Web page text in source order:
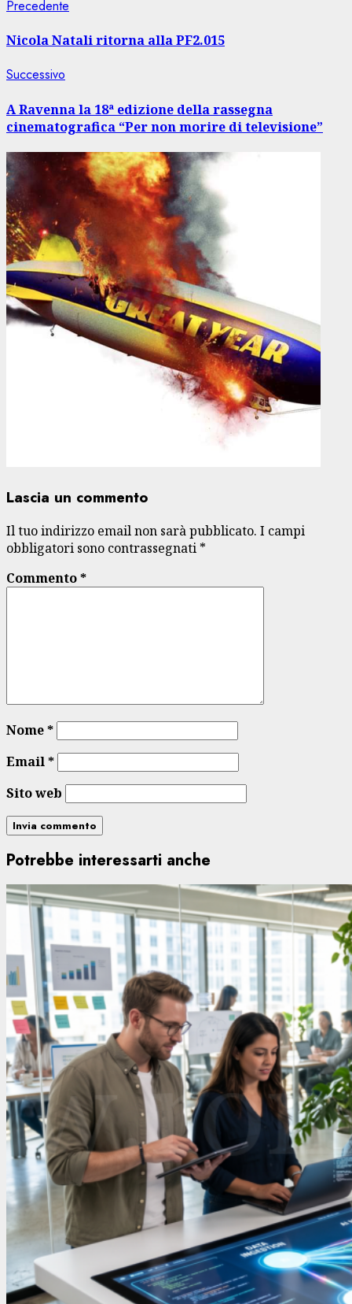
Navigazione
articolo
Precedente
Nicola Natali ritorna alla PF2.015
Successivo
A Ravenna la 18ª edizione della rassegna
cinematografica “Per non morire di televisione”
Lascia un commento
Il tuo indirizzo email non sarà pubblicato. I campi
obbligatori sono contrassegnati *
Commento*
Nome*
Email*
Sito web
Potrebbe interessarti anche